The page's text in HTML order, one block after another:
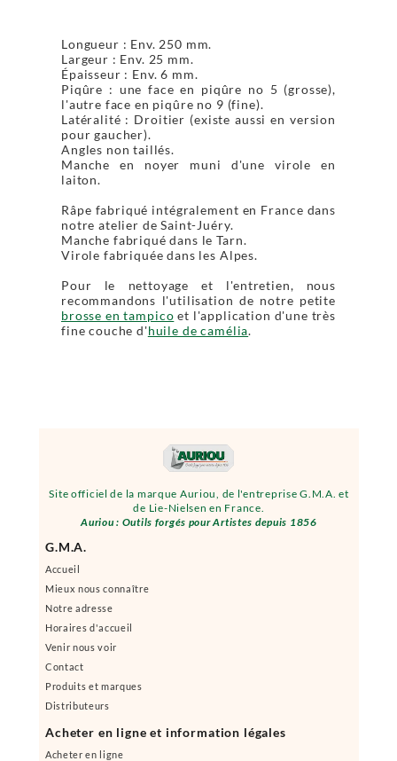
Site officiel de la marque Auriou, de l'entreprise G.M.A. et
de Lie-Nielsen en France.
Auriou : Outils forgés pour Artistes depuis 1856
G.M.A.
Accueil
Mieux nous connaître
Notre adresse
Horaires d'accueil
Venir nous voir
Contact
Produits et marques
Distributeurs
Acheter en ligne et information légales
Acheter en ligne
Longueur : Env. 250 mm.
Largeur : Env. 25 mm.
Épaisseur : Env. 6 mm.
Piqûre : une face en piqûre no 5 (grosse),
l'autre face en piqûre no 9 (fine).
Latéralité : Droitier (existe aussi en version
pour gaucher).
Angles non taillés.
Manche en noyer muni d'une virole en
laiton.
Râpe fabriqué intégralement en France dans
notre atelier de Saint-Juéry.
Manche fabriqué dans le Tarn.
Virole fabriquée dans les Alpes.
Pour le nettoyage et l'entretien, nous
recommandons l'utilisation de notre petite
brosse en tampico et l'application d'une très
fine couche d'huile de camélia.